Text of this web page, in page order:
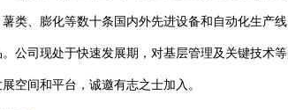
类、膨化等数十条国内外先进设备和自动化生产
公司现处于快速发展期，对基层管理及关键技术
空间和平台，诚邀有志之士加入。